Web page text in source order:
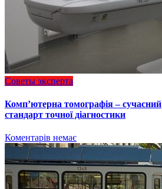
Советы эксперта
Комп’ютерна томографія – сучасний
стандарт точної діагностики
Коментарів немає